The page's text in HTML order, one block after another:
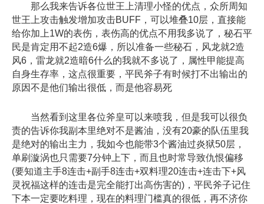
那么我来告诉各位世王上清理小怪的优点，众所周知
世王上攻击触发增加攻击BUFF，可以堆叠10层，直接能
给你加上1W的表伤，表伤高的优点不用我多说了，秘石平
民是肯定用不起2造6爆，所以准备一些秘石，风龙就2造
风6，雷龙就2造暗6什么的我就不多说了，属性甲能提高
自身生存率，这点很重要，平民斧子有时候打不出输出的
原因不是他们输出很低，而是他容易死
当然看到这里各位斧皇可以来喷我，但是我可以很负
责的告诉你我副本里绝对不是酱油，没有20豪的队伍里我
是绝对的输出主力，我如今也能带3个酱油过炎狱50层，
单刷漩涡也只需要7分钟上下，而且也时常导致仇恨偏移
(要知道主手8连击+副手8连击+双料理20连击+连击下+风
灵祝福这样的连击是完全能打出高伤害的)，平民斧子记住
下本一定要吃料理，现在的料理门槛真的很低，再不济你